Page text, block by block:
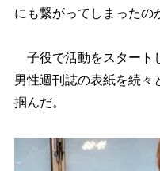
にも繋がってしまったの
子役で活動をスタート
男性週刊誌の表紙を続々
掴んだ。